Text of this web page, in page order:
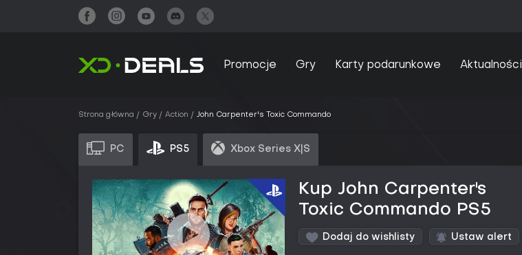
Promocje Gry Karty podarunkowe Aktualności
Strona główna Gry Action John Carpenter's Toxic Commando
PC PS5 Xbox Series X|S
Kup John Carpenter's
Toxic Commando PS5
Dodaj do wishlisty Ustaw alert